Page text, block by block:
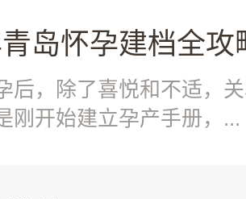
岛怀孕建档全攻
后，除了喜悦和不适，
刚开始建立孕产手册，...